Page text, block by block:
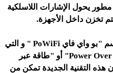
يحول الإشارات اللاسلكية
تخزن داخل الأجهزة.
و أطلق على التقنية الجديدة إسم "بو واي فاي PoWiFi " و التي
تعني إختصار جملة "Power Over WiFi" أو "طاقة عبر
هذه التقنية الجديدة تمكن من